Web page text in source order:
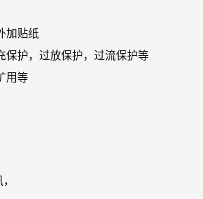
加贴纸
保护，过放保护，过流保护等
用等